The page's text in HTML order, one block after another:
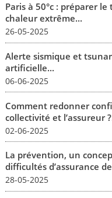
Paris à 50°c : préparer
chaleur extrême...
26-05-2025
Alerte sismique et
artificielle...
06-06-2025
Comment redonner
collectivité et l’assureur
02-06-2025
La prévention, un
difficultés d’assurance
28-05-2025